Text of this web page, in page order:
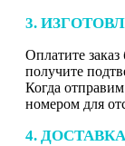
3.
Оплатите
получите
Когда
номером для
4.